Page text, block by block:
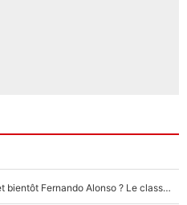
Max Verstappen, Lewis Hamilton… et bientôt Fernando Alonso ? Le classement des pilotes les mieux payés en Formule 1 risque de changer !